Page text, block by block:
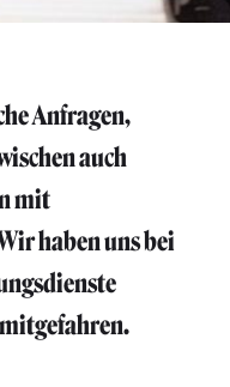
Anfragen,
auch
mit
haben uns bei